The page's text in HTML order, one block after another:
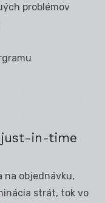
problémov
just-in-time
na objednávku,
strát, tok vo